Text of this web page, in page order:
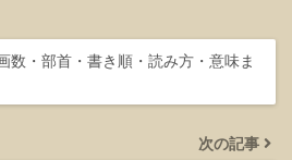
数・部首・書き順・読み方・意味ま
次の記事